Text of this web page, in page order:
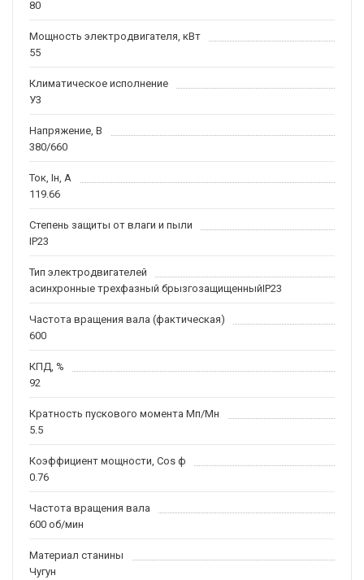
80
Мощность электродвигателя, кВт
55
Климатическое исполнение
У3
Напряжение, В
380/660
Ток, Iн, А
119.66
Степень защиты от влаги и пыли
IP23
Тип электродвигателей
асинхронные трехфазный брызгозащищенныйIP23
Частота вращения вала (фактическая)
600
КПД, %
92
Кратность пускового момента Мп/Мн
5.5
Коэффициент мощности, Соs ф
0.76
Частота вращения вала
600 об/мин
Материал станины
Чугун